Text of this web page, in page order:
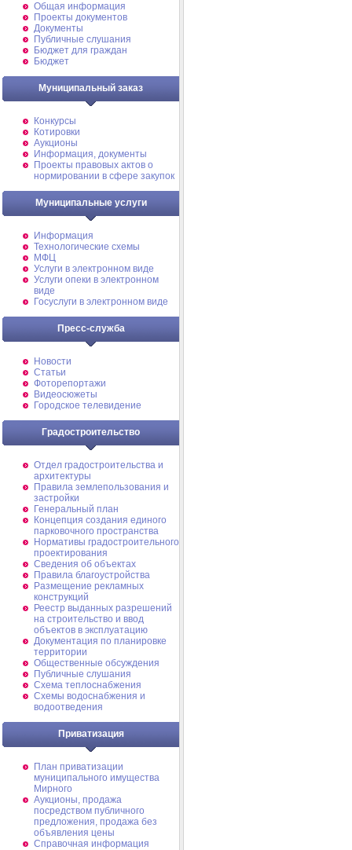
Общая информация
Проекты документов
Документы
Публичные слушания
Бюджет для граждан
Бюджет
Муниципальный заказ
Конкурсы
Котировки
Аукционы
Информация, документы
Проекты правовых актов о
нормировании в сфере закупок
Муниципальные услуги
Информация
Технологические схемы
МФЦ
Услуги в электронном виде
Услуги опеки в электронном
виде
Госуслуги в электронном виде
Пресс-служба
Новости
Статьи
Фоторепортажи
Видеосюжеты
Городское телевидение
Градостроительство
Отдел градостроительства и
архитектуры
Правила землепользования и
застройки
Генеральный план
Концепция создания единого
парковочного пространства
Нормативы градостроительного
проектирования
Сведения об объектах
Правила благоустройства
Размещение рекламных
конструкций
Реестр выданных разрешений
на строительство и ввод
объектов в эксплуатацию
Документация по планировке
территории
Общественные обсуждения
Публичные слушания
Схема теплоснабжения
Схемы водоснабжения и
водоотведения
Приватизация
План приватизации
муниципального имущества
Мирного
Аукционы, продажа
посредством публичного
предложения, продажа без
объявления цены
Справочная информация